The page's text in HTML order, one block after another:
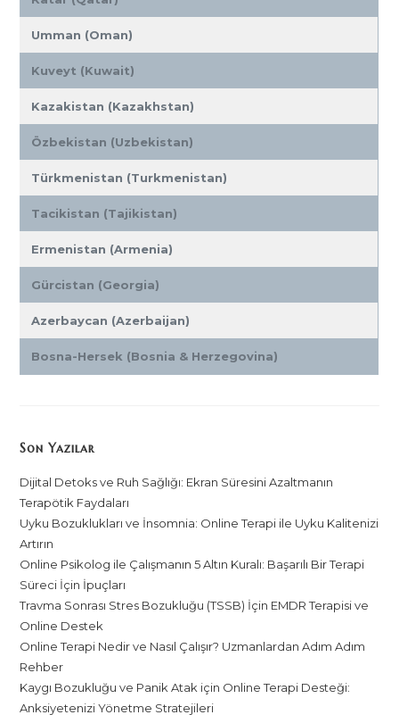
Umman (Oman)
Kuveyt (Kuwait)
Kazakistan (Kazakhstan)
Özbekistan (Uzbekistan)
Türkmenistan (Turkmenistan)
Tacikistan (Tajikistan)
Ermenistan (Armenia)
Gürcistan (Georgia)
Azerbaycan (Azerbaijan)
Bosna-Hersek (Bosnia & Herzegovina)
Son Yazılar
Dijital Detoks ve Ruh Sağlığı: Ekran Süresini Azaltmanın
Terapötik Faydaları
Uyku Bozuklukları ve İnsomnia: Online Terapi ile Uyku Kalitenizi
Artırın
Online Psikolog ile Çalışmanın 5 Altın Kuralı: Başarılı Bir Terapi
Süreci İçin İpuçları
Travma Sonrası Stres Bozukluğu (TSSB) İçin EMDR Terapisi ve
Online Destek
Online Terapi Nedir ve Nasıl Çalışır? Uzmanlardan Adım Adım
Rehber
Kaygı Bozukluğu ve Panik Atak için Online Terapi Desteği:
Anksiyetenizi Yönetme Stratejileri